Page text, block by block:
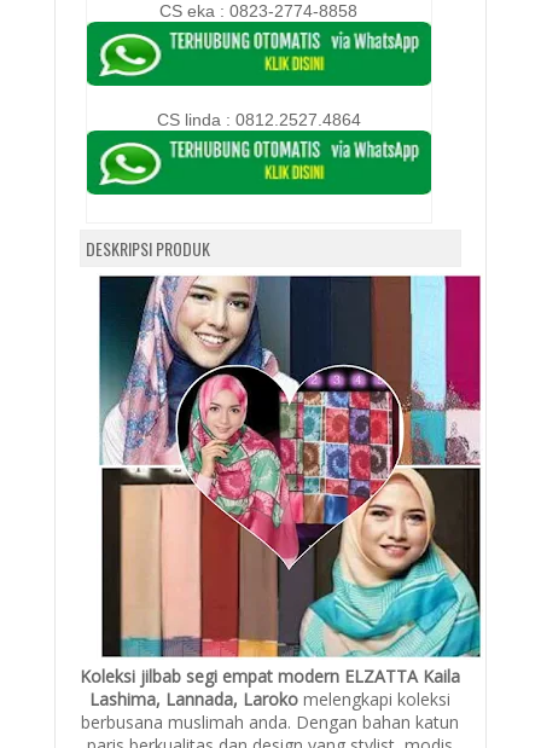
CS eka : 0823-2774-8858
CS linda : 0812.2527.4864
DESKRIPSI PRODUK
Koleksi jilbab segi empat modern ELZATTA Kaila
Lashima, Lannada, Larokomelengkapi koleksi
berbusana muslimah anda. Dengan bahan katun